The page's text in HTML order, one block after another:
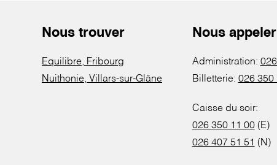
Nous trouver
Equilibre, Fribourg
Nuithonie, Villars-sur-Glâne
Nous appeler
Administration:
Billetterie: 026 350
Caisse du soir:
026 350 11 00(E)
026 407 51 51 (N)